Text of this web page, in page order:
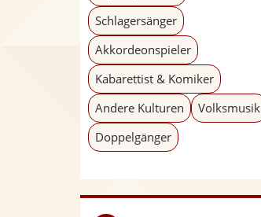
Schlagersänger
Akkordeonspieler
Kabarettist & Komiker
Andere Kulturen
Volksmusik
Doppelgänger